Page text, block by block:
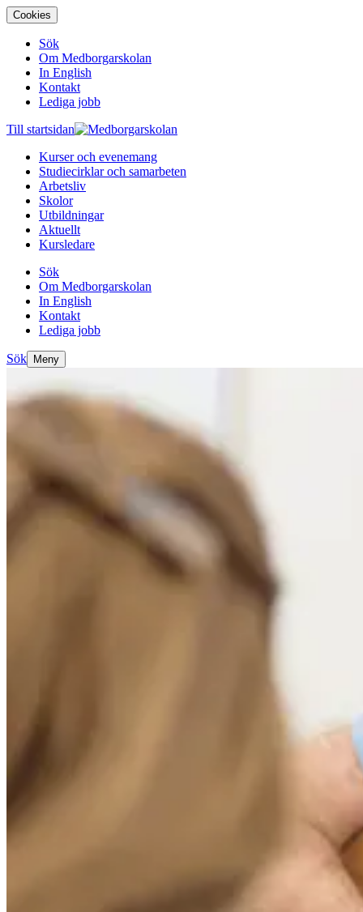
Cookies
Sök
Om Medborgarskolan
In English
Kontakt
Lediga jobb
Till startsidan
Kurser och evenemang
Studiecirklar och samarbeten
Arbetsliv
Skolor
Utbildningar
Aktuellt
Kursledare
Sök
Om Medborgarskolan
In English
Kontakt
Lediga jobb
Sök Meny